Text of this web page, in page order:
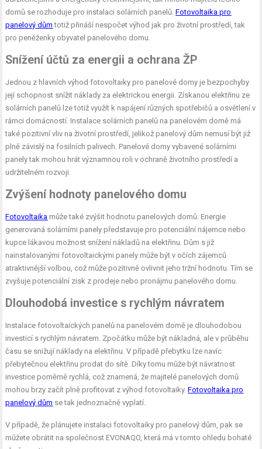
domů se rozhoduje pro instalaci solárních panelů.Fotovoltaika pro
panelový dům totiž přináší nespočet výhod jak pro životní prostředí, tak
pro peněženky obyvatel panelového domu.
Snížení účtů za energii a ochrana ŽP
Jednou z hlavních výhod fotovoltaiky pro panelové domy je bezpochyby
její schopnost snížit náklady za elektrickou energii. Získanou elektřinu ze
solárních panelů lze totiž využít k napájení různých spotřebičů a osvětlení v
rámci domácností. Instalace solárních panelů na panelovém domě má
také pozitivní vliv na životní prostředí, jelikož panelový dům nemusí být již
plně závislý na fosilních palivech. Panelové domy vybavené solárními
panely tak mohou hrát významnou roli v ochraně životního prostředí a
udržitelném rozvoji.
Zvýšení hodnoty panelového domu
Fotovoltaika může také zvýšit hodnotu panelových domů. Energie
generovaná solárními panely představuje pro potenciální nájemce nebo
kupce lákavou možnost snížení nákladů na elektřinu. Dům s již
nainstalovanými fotovoltaickými panely může být v očích zájemců
atraktivnější volbou, což může pozitivně ovlivnit jeho tržní hodnotu. Tím se
zvyšuje potenciální zisk z prodeje nebo pronájmu panelového domu.
Dlouhodobá investice s rychlým návratem
Instalace fotovoltaických panelů na panelovém domě je dlouhodobou
investicí s rychlým návratem. Zpočátku může být nákladná, ale v průběhu
času se snižují náklady na elektřinu. V případě přebytku lze navíc
přebytečnou elektřinu prodat do sítě. Díky tomu může být návratnost
investice poměrně rychlá, což znamená, že majitelé panelových domů
mohou brzy začít plně profitovat z výhod fotovoltaiky.Fotovoltaika pro
panelový dům se tak jednoznačně vyplatí.
V případě, že plánujete instalaci fotovoltaiky pro panelový dům, pak se
můžete obrátit na společnost EVONAQO, která má v tomto ohledu bohaté